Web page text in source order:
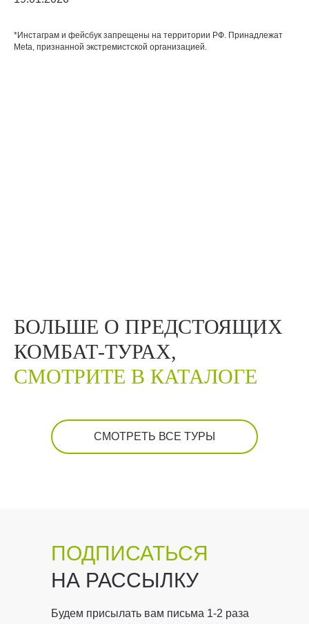
*Инстаграм и фейсбук запрещены на территории РФ. Принадлежат
Meta, признанной экстремистской организацией.
БОЛЬШЕ О ПРЕДСТОЯЩИХ
КОМБАТ-ТУРАХ,
СМОТРИТЕ В КАТАЛОГЕ
СМОТРЕТЬ ВСЕ ТУРЫ
ПОДПИСАТЬСЯ
НА РАССЫЛКУ
Будем присылать вам письма 1-2 раза